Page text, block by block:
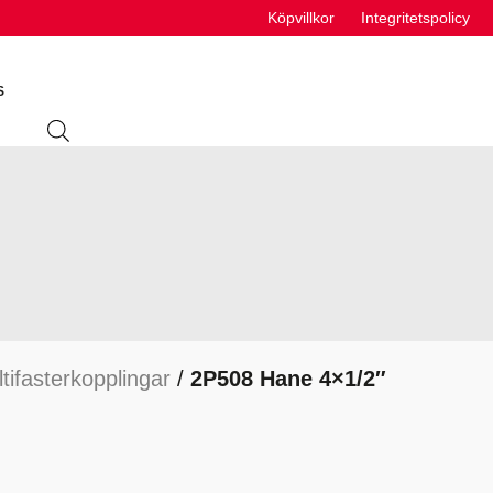
Köpvillkor Integritetspolicy
VÄTSKOR
/ 2P508 Hane 4×1/2″